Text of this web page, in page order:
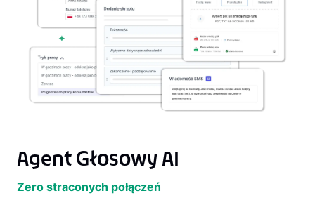
Agent Głosowy AI
Zero straconych połączeń